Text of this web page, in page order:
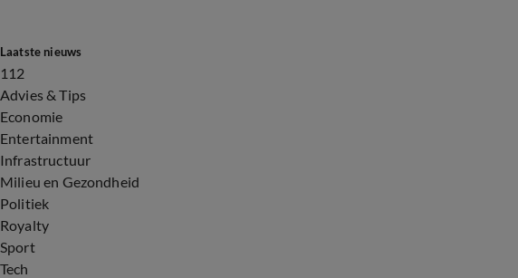
Laatste nieuws
112
Advies & Tips
Economie
Entertainment
Infrastructuur
Milieu en Gezondheid
Politiek
Royalty
Sport
Tech